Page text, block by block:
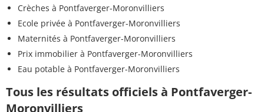
Crèches à Pontfaverger-Moronvilliers
Ecole privée à Pontfaverger-Moronvilliers
Maternités à Pontfaverger-Moronvilliers
Prix immobilier à Pontfaverger-Moronvilliers
Eau potable à Pontfaverger-Moronvilliers
Tous les résultats officiels à Pontfaverger-
Moronvilliers